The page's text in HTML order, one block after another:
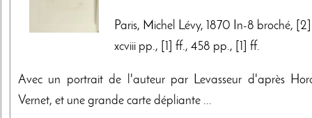
Paris, Michel Lévy, 1870 In-8 broché,
xcviii pp., [1] ff., 458 pp., [1] ff.
Avec un portrait de l'auteur par Levasseur d'après
Vernet, et une grande carte dépliante ...